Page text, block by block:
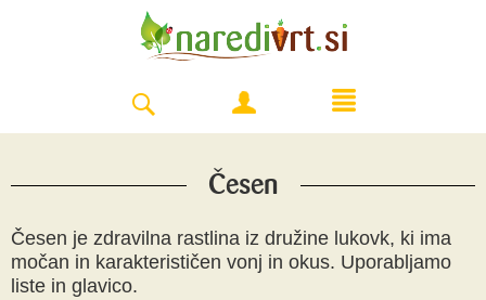
Česen
Česen je zdravilna rastlina iz družine lukovk, ki ima
močan in karakterističen vonj in okus. Uporabljamo
liste in glavico.